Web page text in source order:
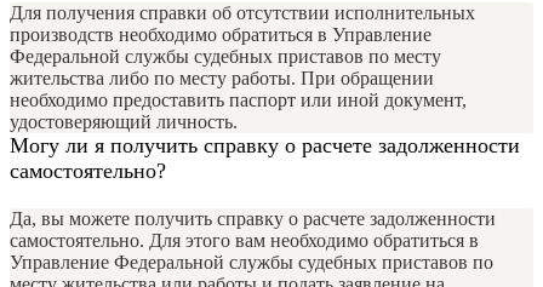
Для получения справки об отсутствии исполнительных
производств необходимо обратиться в Управление
Федеральной службы судебных приставов по месту
жительства либо по месту работы. При обращении
необходимо предоставить паспорт или иной документ,
удостоверяющий личность.
Могу ли я получить справку о расчете задолженности
самостоятельно?
Да, вы можете получить справку о расчете задолженности
самостоятельно. Для этого вам необходимо обратиться в
Управление Федеральной службы судебных приставов по